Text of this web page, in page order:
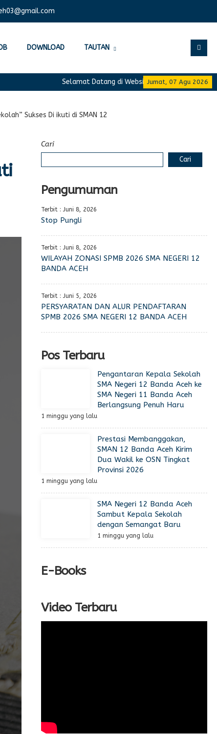
DOWNLOAD TAUTAN
Jumat, 07 Agu 2026
Selamat Datang di Website Resmi SMA Negeri 12
Sukses Di ikuti di SMAN 12
Cari
Cari
Pengumuman
Terbit : Juni 8, 2026
Stop Pungli
Terbit : Juni 8, 2026
WILAYAH ZONASI SPMB 2026 SMA NEGERI 12
BANDA ACEH
Terbit : Juni 5, 2026
PERSYARATAN DAN ALUR PENDAFTARAN
SPMB 2026 SMA NEGERI 12 BANDA ACEH
Pos Terbaru
Pengantaran Kepala Sekolah
SMA Negeri 12 Banda Aceh ke
SMA Negeri 11 Banda Aceh
Berlangsung Penuh Haru
1 minggu yang lalu
Prestasi Membanggakan,
SMAN 12 Banda Aceh Kirim
Dua Wakil ke OSN Tingkat
Provinsi 2026
1 minggu yang lalu
SMA Negeri 12 Banda Aceh
Sambut Kepala Sekolah
dengan Semangat Baru
1 minggu yang lalu
E-Books
Video Terbaru